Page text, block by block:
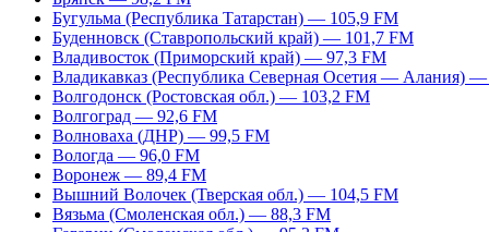
Бугульма (Республика Татарстан) — 105,9 FM
Буденновск (Ставропольский край) — 101,7 FM
Владивосток (Приморский край) — 97,3 FM
Владикавказ (Республика Северная Осетия — Алания)
Волгодонск (Ростовская обл.) — 103,2 FM
Волгоград — 92,6 FM
Волноваха (ДНР) — 99,5 FM
Вологда — 96,0 FM
Воронеж — 89,4 FM
Вышний Волочек (Тверская обл.) — 104,5 FM
Вязьма (Смоленская обл.) — 88,3 FM